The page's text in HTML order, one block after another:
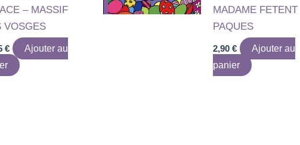
– MASSIF
VOSGES
€
Ajouter au
MADAME FETENT
PAQUES
2,90€
Ajouter au
panier